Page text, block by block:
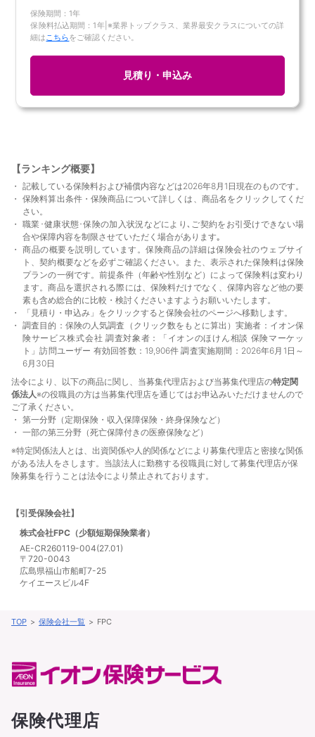
保険期間：1年
保険料払込期間：1年|※業界トップクラス、業界最安クラスについての詳
細は こちらをご確認ください。
見積り・申込み
【ランキング概要】
記載している保険料および補償内容などは2026年8月1日現在のものです。
保険料算出条件・保険商品について詳しくは、商品名をクリックしてくだ
さい。
職業･健康状態･保険の加入状況などにより､ご契約をお引受けできない場
合や保障内容を制限させていただく場合があります｡
商品の概要を説明しています。保険商品の詳細は保険会社のウェブサイ
ト、契約概要などを必ずご確認ください。また、表示された保険料は保険
プランの一例です。前提条件（年齢や性別など）によって保険料は変わり
ます。商品を選択される際には、保険料だけでなく、保障内容など他の要
素も含め総合的に比較・検討くださいますようお願いいたします。
「見積り・申込み」をクリックすると保険会社のページへ移動します。
調査目的：保険の人気調査（クリック数をもとに算出）実施者：イオン保
険サービス株式会社 調査対象者：「イオンのほけん相談 保険マーケッ
ト」訪問ユーザー 有効回答数：19,906件 調査実施期間：2026年6月1日～
6月30日
法令により、以下の商品に関し、当募集代理店および当募集代理店の特定関
係法人※の役職員の方は当募集代理店を通じてはお申込みいただけませんので
ご了承ください。
第一分野（定期保険・収入保障保険・終身保険など）
一部の第三分野（死亡保障付きの医療保険など）
※特定関係法人とは、出資関係や人的関係などにより募集代理店と密接な関係
がある法人をさします。当該法人に勤務する役職員に対して募集代理店が保
険募集を行うことは法令により禁止されております。
【引受保険会社】
株式会社FPC（少額短期保険業者）
AE-CR260119-004(27.01)
〒720-0043
広島県福山市船町7-25
ケイエースビル4F
TOP 保険会社一覧 FPC
保険代理店